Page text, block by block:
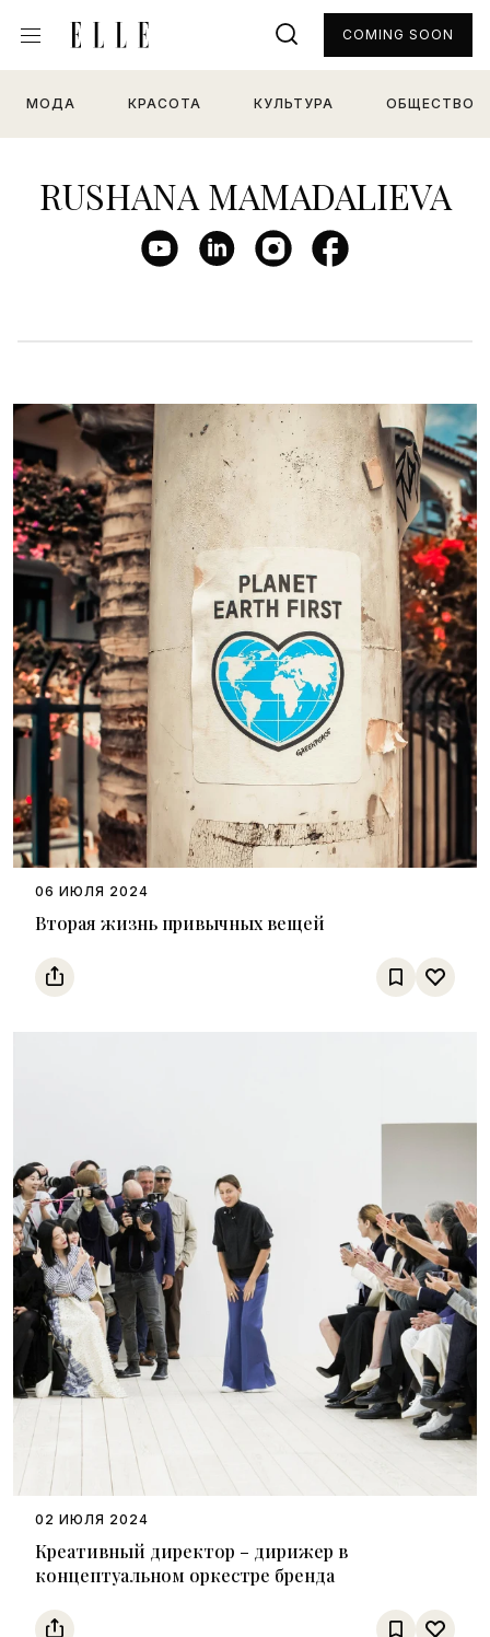
МОДА КРАСОТА КУЛЬТУРА ОБЩЕСТВО
COMING SOON
RUSHANA MAMADALIEVA
Вторая жизнь привычных вещей
06 ИЮЛЯ 2024
Креативный директор – дирижер в
концептуальном оркестре бренда
02 ИЮЛЯ 2024